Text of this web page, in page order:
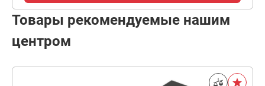
Товары рекомендуемые нашим
центром